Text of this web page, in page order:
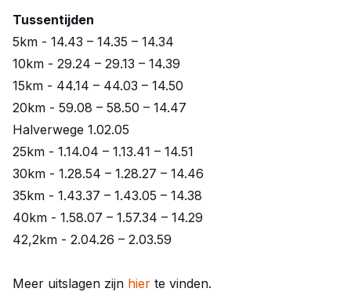
Tussentijden
5km - 14.43 – 14.35 – 14.34
10km - 29.24 – 29.13 – 14.39
15km - 44.14 – 44.03 – 14.50
20km - 59.08 – 58.50 – 14.47
Halverwege 1.02.05
25km - 1.14.04 – 1.13.41 – 14.51
30km - 1.28.54 – 1.28.27 – 14.46
35km - 1.43.37 – 1.43.05 – 14.38
40km - 1.58.07 – 1.57.34 – 14.29
42,2km - 2.04.26 – 2.03.59
Meer uitslagen zijn hier te vinden.